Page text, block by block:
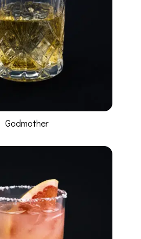
Godmother